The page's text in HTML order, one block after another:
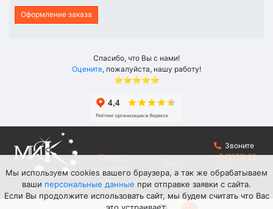
Оформление заказа
Спасибо, что Вы с нами!
Оцените, пожалуйста, нашу работу!
⭐⭐⭐⭐⭐
© 2017-2026
Торговая
Каталог
Информация
Контакты
Звоните
+7 (8172) 55-
81-83
Мы
ВКонтакте
Мы используем cookies вашего браузера, а так же обрабатываем
ваши персональные данные при отправке заявки с сайта.
Если Вы продолжите использовать сайт, мы будем считать что Вас